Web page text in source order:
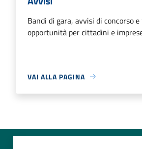
Bandi di gara, avvisi di concorso
opportunità per cittadini e
VAI ALLA PAGINA